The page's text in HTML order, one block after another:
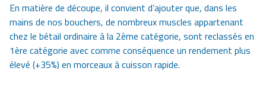
En matière de découpe, il convient d’ajouter que, dans les
mains de nos bouchers, de nombreux muscles appartenant
chez le bétail ordinaire à la 2ème catégorie, sont reclassés en
1ère catégorie avec comme conséquence un rendement plus
élevé (+35%) en morceaux à cuisson rapide.